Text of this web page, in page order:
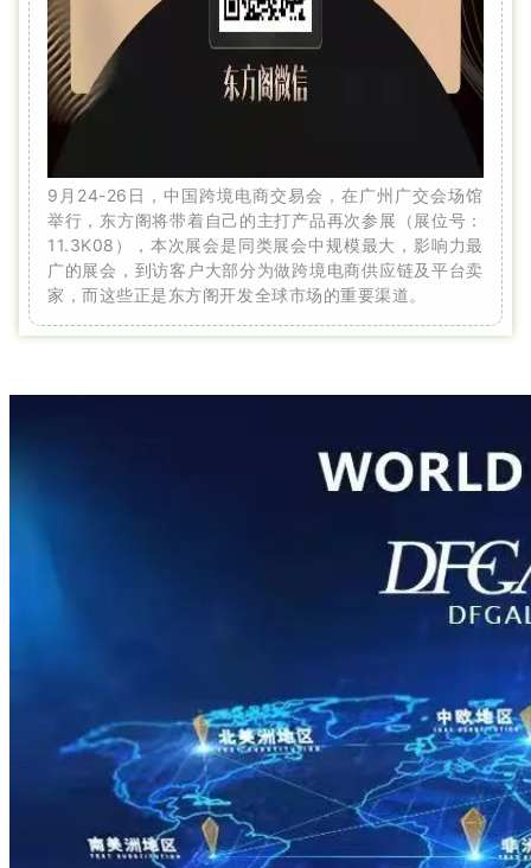
9月24-26日，中国跨境电商交易会，在广州广交会场馆
举行，东方阁将带着自己的主打产品再次参展（展位号：
11.3K08），本次展会是同类展会中规模最大，影响力最
广的展会，到访客户大部分为做跨境电商供应链及平台卖
家，而这些正是东方阁开发全球市场的重要渠道。